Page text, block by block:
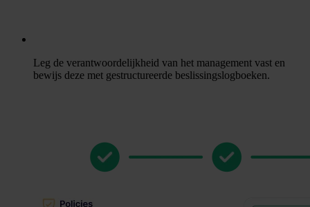
Leg de verantwoordelijkheid van het management vast en
bewijs deze met gestructureerde beslissingslogboeken.